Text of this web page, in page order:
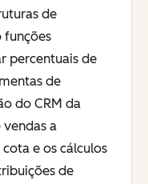
de
funções
percentuais de
de
do CRM da
a
e os cálculos
de